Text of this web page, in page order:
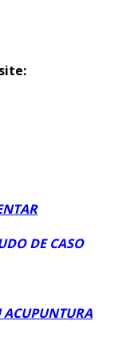
DE CASO
ACUPUNTURA